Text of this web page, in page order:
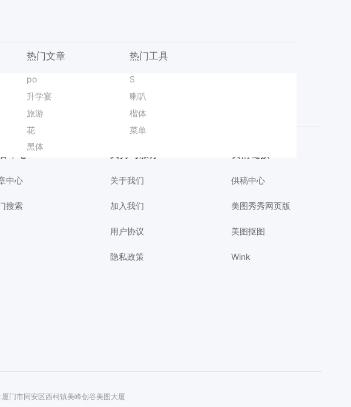
商品图
图书馆
宽带
带货
拼多多主图
文生图
电商工具
白底图
食品主图
po
S
升学宴
喇叭
旅游
楷体
花
菜单
黑体
喷雾海报爆款设计
旺铺招商海报
纯色海报
霜降促销图
电商女装
男装品牌海报爆款设计
世界卫生日配图
瑜伽课程海报
香水海报爆款设计
热门文章
父亲节头像卡片
Agent衣服礼盒
日程安排表
消防宣传日
运动会
献血活动
好物分享
圣诞海报
工作日报
热门工具
变清晰 无损改尺寸
容中心
中心
搜索
关于我们
加入我们
用户协议
隐私政策
供稿中心
美图秀秀网页版
美图抠图
Wink
门市同安区西柯镇美峰创谷美图大厦